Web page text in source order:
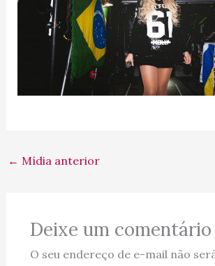
← Mídia anterior
Deixe um comentário
O seu endereço de e-mail não